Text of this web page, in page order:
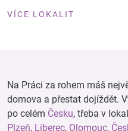
VÍCE LOKALIT
Na Práci za rohem máš
domova a přestat dojíždět.
po celém Česku, třeba v
Plzeň, Liberec, Olomouc,